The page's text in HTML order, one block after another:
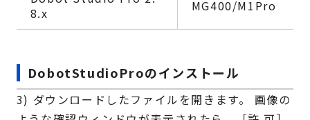
8.x
MG400/M1Pro
DobotStudioProのインストール
3) ダウンロードしたファイルを開きます。 画像の